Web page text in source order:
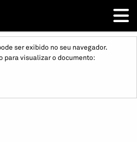
ser exibido no seu navegador.
para visualizar o documento: